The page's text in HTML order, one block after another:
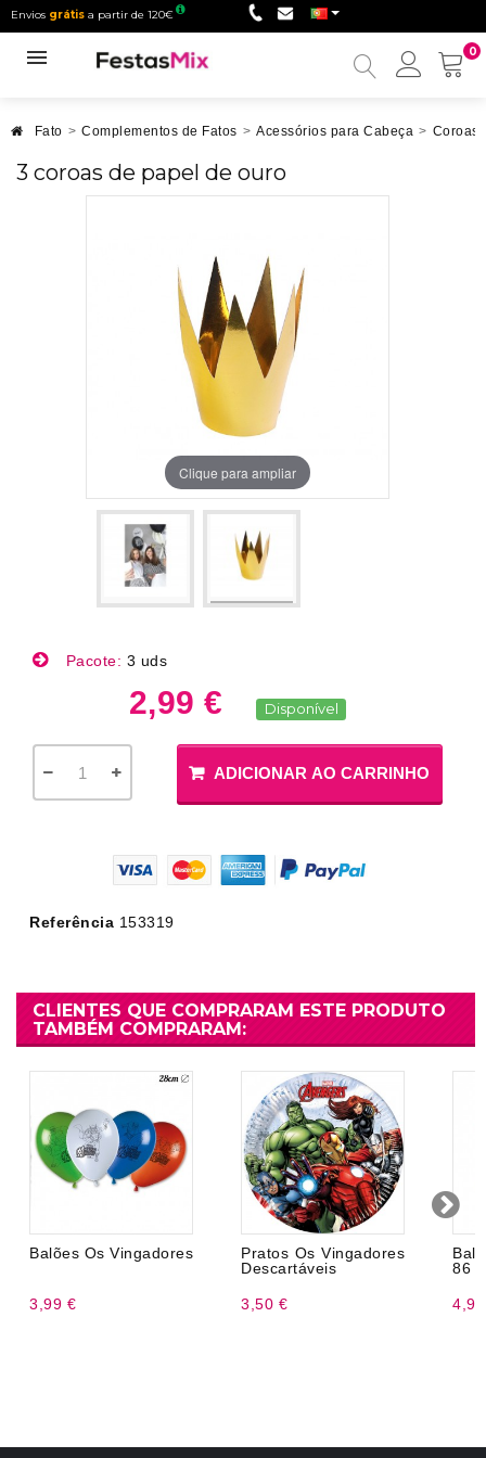
Envios grátis a partir de 120€
0
Minha
Fato > Complementos de Fatos > Acessórios para Cabeça > Coroas
3 coroas de papel de ouro
Clique para ampliar
Pacote: 3 uds
2,99 € Disponível
ADICIONAR AO CARRINHO
Referência 153319
CLIENTES QUE COMPRARAM ESTE PRODUTO
TAMBÉM COMPRARAM:
Balões Os Vingadores
3,99 €
Pratos Os Vingadores
Descartáveis
3,50 €
86